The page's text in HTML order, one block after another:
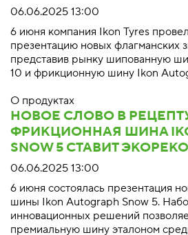
06.06.2025 13:00
6 июня компания Ikon Tyres
презентацию новых флагманских
представив рынку шипованную
10 и фрикционную шину Ikon
О продуктах
НОВОЕ СЛОВО В
ФРИКЦИОННАЯ ШИНА
SNOW 5 СТАВИТ
06.06.2025 13:00
6 июня состоялась презентация
шины Ikon Autograph Snow 5.
инновационных решений
премиальную шину эталоном